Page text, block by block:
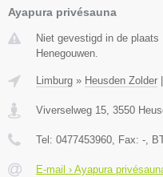
Ayapura privésauna
Niet gevestigd in de
Henegouwen.
Limburg » Heusden Zolder
Viverselweg 15, 3550
Tel: 0477453960, Fax: -,
E-mail › Ayapura